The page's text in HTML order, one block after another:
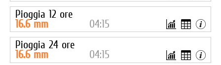
Pioggia 12 ore
16.6mm
04:15
Pioggia 24 ore
16.6 mm
04:15